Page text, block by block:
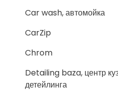
Car wash, автомойка
CarZip
Chrom
Detailing baza, центр
детейлинга